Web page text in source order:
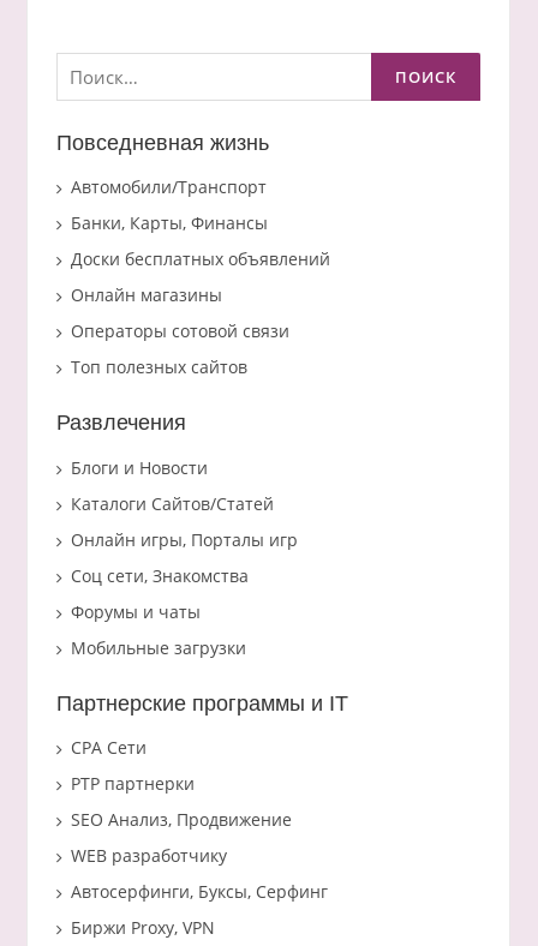
Найти:
Повседневная жизнь
Автомобили/Транспорт
Банки, Карты, Финансы
Доски бесплатных объявлений
Онлайн магазины
Операторы сотовой связи
Топ полезных сайтов
Развлечения
Блоги и Новости
Каталоги Сайтов/Статей
Онлайн игры, Порталы игр
Соц сети, Знакомства
Форумы и чаты
Мобильные загрузки
Партнерские программы и IT
CPA Сети
PTP партнерки
SEO Анализ, Продвижение
WEB разработчику
Автосерфинги, Буксы, Серфинг
Биржи Proxy, VPN